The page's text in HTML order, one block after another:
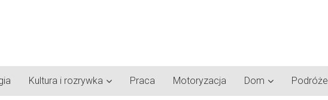
Kultura i rozrywka Praca Motoryzacja Dom Podróże